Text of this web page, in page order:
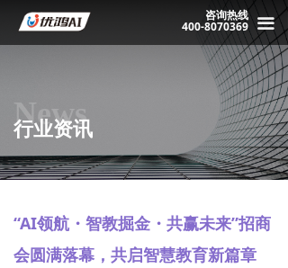
끀
咨询热线
400-8070369
“AI领航・智教掘金・共赢未来”招商
会圆满落幕，共启智慧教育新篇章
News
行业资讯